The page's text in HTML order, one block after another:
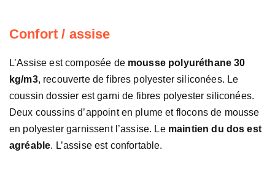
Confort / assise
L’Assise est composée de mousse polyuréthane 30
kg/m3, recouverte de fibres polyester siliconées. Le
coussin dossier est garni de fibres polyester siliconées.
Deux coussins d’appoint en plume et flocons de mousse
en polyester garnissent l’assise. Le maintien du dos est
agréable. L’assise est confortable.